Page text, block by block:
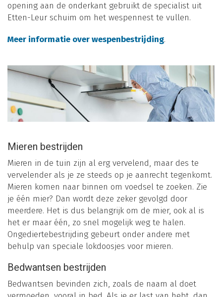
opening aan de onderkant gebruikt de specialist uit
Etten-Leur schuim om het wespennest te vullen.
Meer informatie over wespenbestrijding.
Mieren bestrijden
Mieren in de tuin zijn al erg vervelend, maar des te
vervelender als je ze steeds op je aanrecht tegenkomt.
Mieren komen naar binnen om voedsel te zoeken. Zie
je één mier? Dan wordt deze zeker gevolgd door
meerdere. Het is dus belangrijk om de mier, ook al is
het er maar één, zo snel mogelijk weg te halen.
Ongediertebestrijding gebeurt onder andere met
behulp van speciale lokdoosjes voor mieren.
Bedwantsen bestrijden
Bedwantsen bevinden zich, zoals de naam al doet